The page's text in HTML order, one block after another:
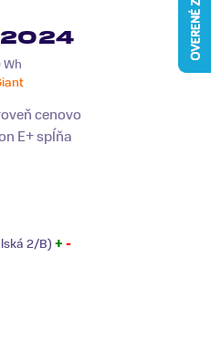
cenovo
E+ spĺňa
2/B) + -